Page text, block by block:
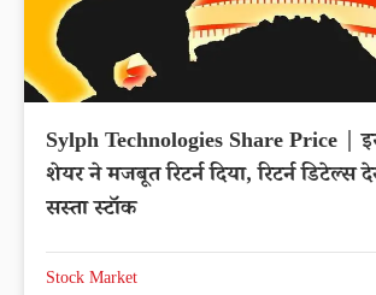
Sylph Technologies Share Price |
शेयर ने मजबूत रिटर्न दिया, रिटर्न डिटेल्स
सस्ता स्टॉक
Stock Market